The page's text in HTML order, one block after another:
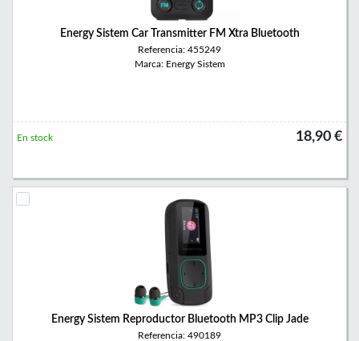
Energy Sistem Car Transmitter FM Xtra Bluetooth
Referencia: 455249
Marca: Energy Sistem
18,90 €
En stock
Energy Sistem Reproductor Bluetooth MP3 Clip Jade
Referencia: 490189